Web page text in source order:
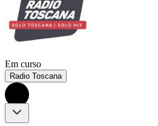
Em curso
Radio Toscana